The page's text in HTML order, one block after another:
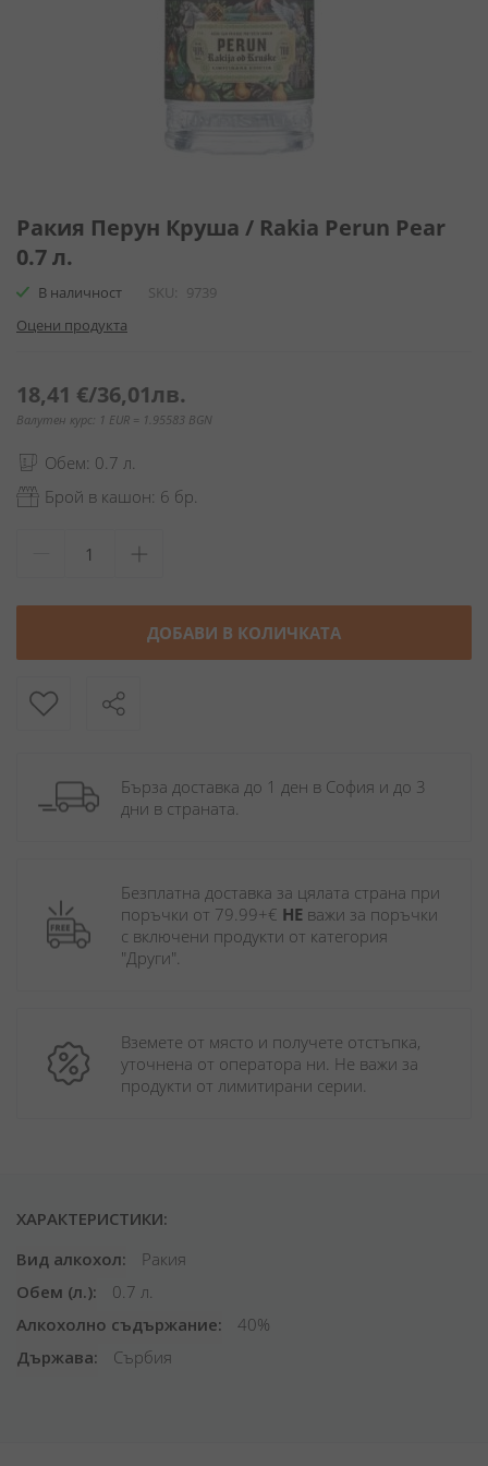
към
на
галерия
снимки
Ракия Перун Круша / Rakia Perun Pear
0.7 л.
В наличност SKU
9739
Оцени продукта
18,41 €/36,01лв.
Валутен курс: 1 EUR = 1.95583 BGN
Обем: 0.7 л.
Брой в кашон: 6 бр.
ДОБАВИ В КОЛИЧКАТА
Бърза доставка до 1 ден в София и до 3
дни в страната.
Безплатна доставка за цялата страна при
поръчки от 79.99+€ НЕ важи за поръчки
с включени продукти от категория
"Други".
Вземете от място и получете отстъпка,
уточнена от оператора ни. Не важи за
продукти от лимитирани серии.
ХАРАКТЕРИСТИКИ:
Вид алкохол
Ракия
Обем (л.)
0.7 л.
Алкохолно съдържание
40%
Държава
Сърбия